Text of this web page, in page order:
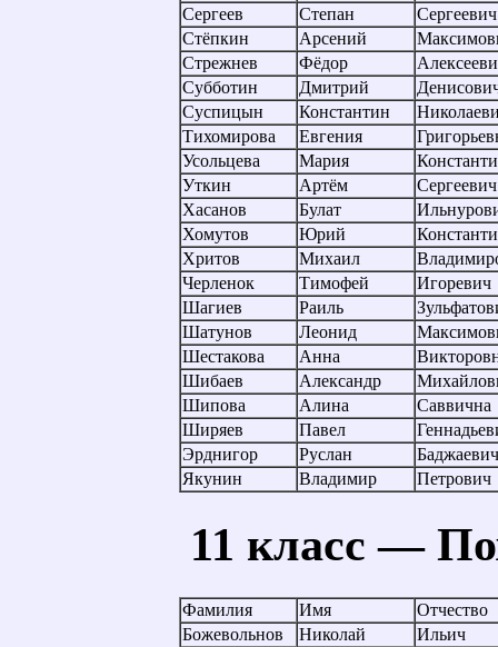
Сергеев
Степан
Сергеевич
Стёпкин
Арсений
Стрежнев
Фёдор
Субботин
Дмитрий
Суспицын
Константин
Тихомирова
Евгения
Усольцева
Мария
Уткин
Артём
Сергеевич
Хасанов
Булат
Хомутов
Юрий
Хритов
Михаил
Черленок
Тимофей
Игоревич
Шагиев
Раиль
Шатунов
Леонид
Шестакова
Анна
Шибаев
Александр
Шипова
Алина
Саввична
Ширяев
Павел
Эрднигор
Руслан
Баджаевич
Якунин
Владимир Петрович
11 класс —
Фамилия Имя
Отчество
Божевольнов
Николай
Ильич